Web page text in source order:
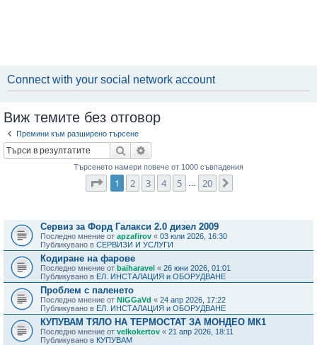
Connect with your social network account
Виж темите без отговор
Премини към разширено търсене
Търсене
Търсенето намери повече от 1000 съвпадения
Страница1 от
1 2 3 4 5 20
Сервиз за Форд Галакси 2.0 дизел 2009
Последно мнение от apzafirov « 03 юли 2026, 16:30
Публикувано в СЕРВИЗИ И УСЛУГИ
Кодиране на фарове
Последно мнение от baiharavel « 26 юни 2026, 01:01
Публикувано в ЕЛ. ИНСТАЛАЦИЯ и ОБОРУДВАНЕ
Проблем с паленето
Последно мнение от NiGGaVd « 24 апр 2026, 17:22
Публикувано в ЕЛ. ИНСТАЛАЦИЯ и ОБОРУДВАНЕ
КУПУВАМ ТЯЛО НА ТЕРМОСТАТ ЗА МОНДЕО МК1
Последно мнение от velkokertov « 21 апр 2026, 18:11
Публикувано в КУПУВАМ